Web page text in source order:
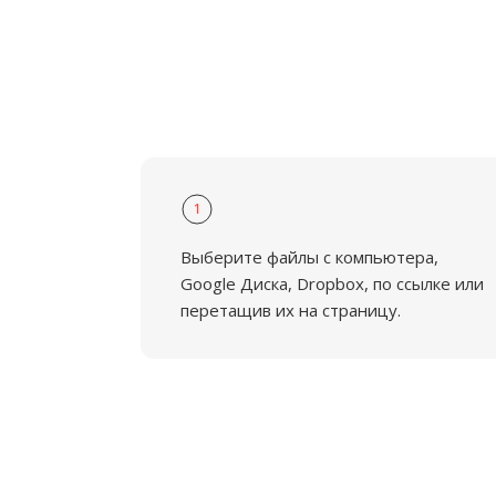
1
Выберите файлы с компьютера,
Google Диска, Dropbox, по ссылке или
перетащив их на страницу.